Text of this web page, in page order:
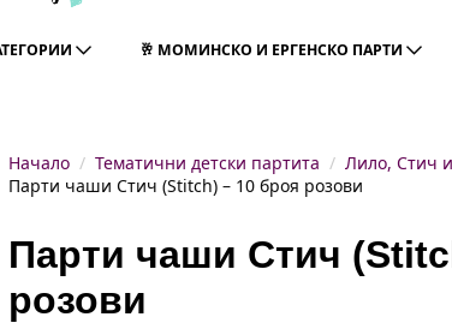
🥂 МОМИНСКО И ЕРГЕНСКО ПАРТИ
Начало Тематични детски партита
Лило, Стич
Парти чаши Стич (Stitch) – 10 броя розови
Парти чаши Стич
розови